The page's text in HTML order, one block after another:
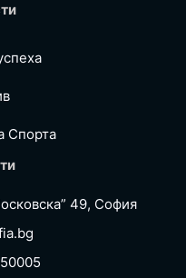
Спортa
49, София